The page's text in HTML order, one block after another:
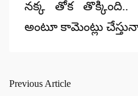
నక్క తోక
అంటూ కామెంట్లు
Post
Previous Article